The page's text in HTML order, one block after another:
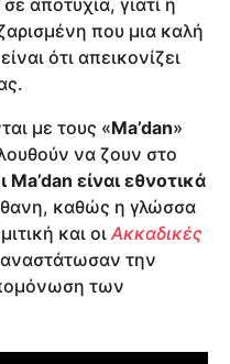
που μια καλή
ότι απεικονίζει
με τους «Ma’dan»
να ζουν στο
Ma’dan είναι εθνοτικά
καθώς η γλώσσα
και οι Ακκαδικές
την
των